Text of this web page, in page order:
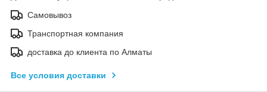
Самовывоз
Транспортная компания
доставка до клиента по Алматы
Все условия доставки